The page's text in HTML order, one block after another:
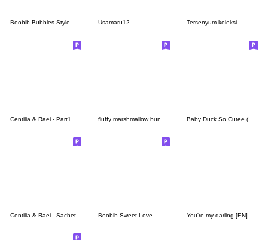
Boobib Bubbles Style. Usamaru12 Tersenyum koleksi
Centilia & Raei - Part1 Baby Duck So Cutee (ENG)
Centilia & Raei - Sachet Boobib Sweet Love You're my darling [EN]